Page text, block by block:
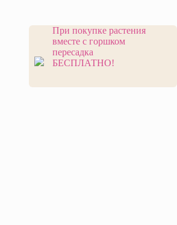
При покупке растения
вместе с горшком
пересадка
БЕСПЛАТНО!